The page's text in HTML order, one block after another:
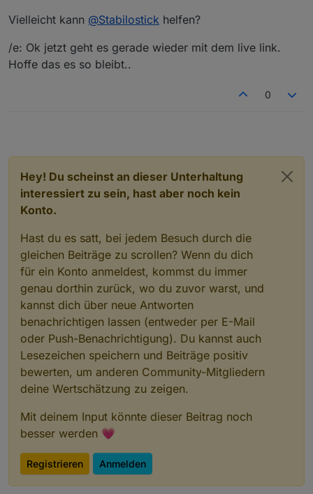
live
http://iobroker.live/repo/sources-dist-
Vielleicht kann @Stabilostick helfen?
/e: Ok jetzt geht es gerade wieder mit dem live link.
Hoffe das es so bleibt..
0
Hey! Du scheinst an dieser Unterhaltung
interessiert zu sein, hast aber noch kein
Konto.
Hast du es satt, bei jedem Besuch durch die
gleichen Beiträge zu scrollen? Wenn du dich
für ein Konto anmeldest, kommst du immer
genau dorthin zurück, wo du zuvor warst, und
kannst dich über neue Antworten
benachrichtigen lassen (entweder per E-Mail
oder Push-Benachrichtigung). Du kannst auch
Lesezeichen speichern und Beiträge positiv
bewerten, um anderen Community-Mitgliedern
deine Wertschätzung zu zeigen.
Mit deinem Input könnte dieser Beitrag noch
besser werden 💗
Registrieren Anmelden